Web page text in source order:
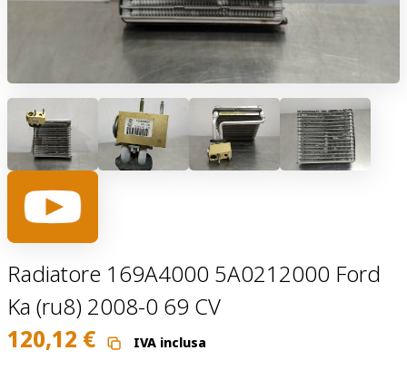
Radiatore 169A4000 5A0212000 Ford
Ka (ru8) 2008-0 69 CV
120,12 € IVA inclusa